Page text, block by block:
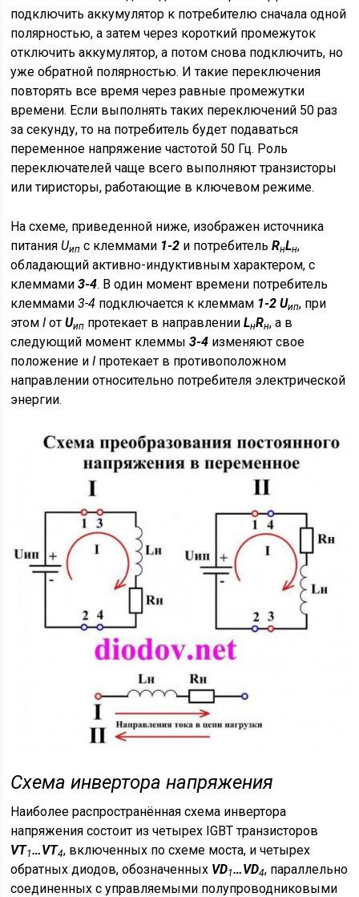
подключить аккумулятор к потребителю сначала одной
полярностью, а затем через короткий промежуток
отключить аккумулятор, а потом снова подключить, но
уже обратной полярностью. И такие переключения
повторять все время через равные промежутки
времени. Если выполнять таких переключений 50 раз
за секунду, то на потребитель будет подаваться
переменное напряжение частотой 50 Гц. Роль
переключателей чаще всего выполняют транзисторы
или тиристоры, работающие в ключевом режиме.
На схеме, приведенной ниже, изображен источника
питания Uип с клеммами 1-2 и потребительRнLн,
обладающий активно-индуктивным характером, с
клеммами3-4. В один момент времени потребитель
клеммами3-4 подключается к клеммам 1-2 Uип, при
этомI отUип протекает в направленииLнRн, а в
следующий момент клеммы3-4 изменяют свое
положение иI протекает в противоположном
направлении относительно потребителя электрической
энергии.
Схема инвертора напряжения
Наиболее распространённая схема инвертора
напряжения состоит из четырех IGBT транзисторов
VT1…VT4, включенных по схеме моста, и четырех
обратных диодов, обозначенных VD1…VD4, параллельно
соединенных с управляемыми полупроводниковыми